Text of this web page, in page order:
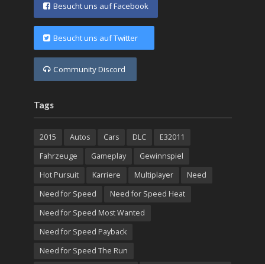
Besucht uns auf Facebook
Besucht uns auf Twitter
Community Discord
Tags
2015 Autos Cars DLC
E32011
Fahrzeuge
Gameplay
Gewinnspiel
Hot Pursuit
Karriere Multiplayer
Need
Need for Speed
Need for Speed Heat
Need for Speed Most Wanted
Need for Speed Payback
Need for Speed The Run